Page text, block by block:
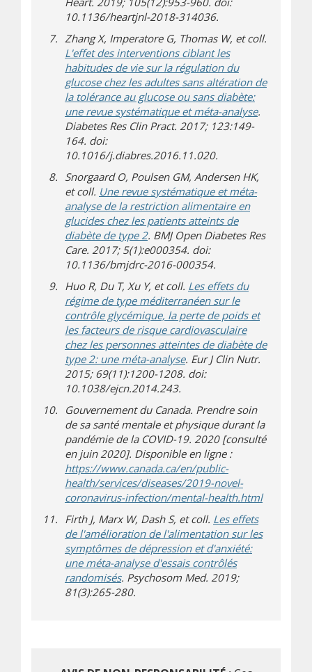
10.1136/heartjnl-2018-314036.
Zhang X, Imperatore G, Thomas W, et coll.
L'effet des interventions ciblant les
habitudes de vie sur la régulation du
glucose chez les adultes sans altération de
la tolérance au glucose ou sans diabète:
une revue systématique et méta-analyse.
Diabetes Res Clin Pract. 2017; 123:149-
164. doi:
10.1016/j.diabres.2016.11.020.
Snorgaard O, Poulsen GM, Andersen HK,
et coll. Une revue systématique et méta-
analyse de la restriction alimentaire en
glucides chez les patients atteints de
diabète de type 2. BMJ Open Diabetes Res
Care. 2017; 5(1):e000354. doi:
10.1136/bmjdrc-2016-000354.
Huo R, Du T, Xu Y, et coll. Les effets du
régime de type méditerranéen sur le
contrôle glycémique, la perte de poids et
les facteurs de risque cardiovasculaire
chez les personnes atteintes de diabète de
type 2: une méta-analyse. Eur J Clin Nutr.
2015; 69(11):1200-1208. doi:
10.1038/ejcn.2014.243.
Gouvernement du Canada. Prendre soin
de sa santé mentale et physique durant la
pandémie de la COVID-19. 2020 [consulté
en juin 2020]. Disponible en ligne :
https://www.canada.ca/en/public-
health/services/diseases/2019-novel-
coronavirus-infection/mental-health.html(s’ouvre
(s’ouvre
Firth J, Marx W, Dash S, et coll. Les effets
de l'amélioration de l'alimentation sur les
symptômes de dépression et d'anxiété:
une méta-analyse d'essais contrôlés
randomisés. Psychosom Med. 2019;
81(3):265-280.